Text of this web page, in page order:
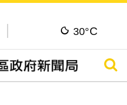
30°C
搜尋